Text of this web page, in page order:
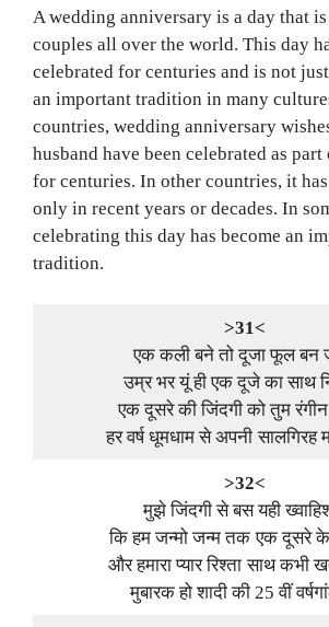
A wedding anniversary is a day that
couples all over the world. This day
celebrated for centuries and is not
an important tradition in many
countries, wedding anniversary
husband have been celebrated as
for centuries. In other countries, it
only in recent years or decades. In
celebrating this day has become an
tradition.
>31<
एक कली बने तो दूजा फूल बन
उम्र भर यूं ही एक दूजे का साथ
एक दूसरे की जिंदगी को तुम रंगीन
हर वर्ष धूमधाम से अपनी सालगिरह
>32<
मुझे जिंदगी से बस यही
कि हम जन्मो जन्म तक एक दूसरे के
और हमारा प्यार रिश्ता साथ कभी
मुबारक हो शादी की 25 वीं